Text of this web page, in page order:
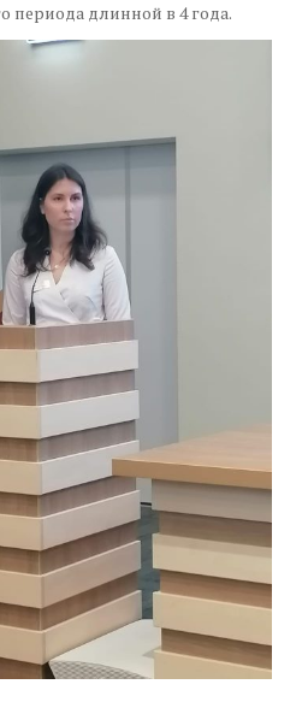
периода длинной в 4 года.